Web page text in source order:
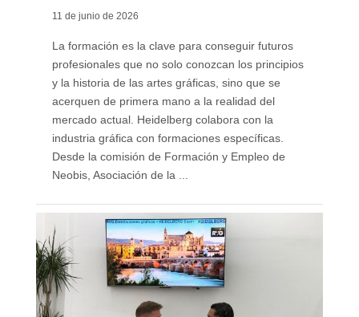
11 de junio de 2026
La formación es la clave para conseguir futuros
profesionales que no solo conozcan los principios
y la historia de las artes gráficas, sino que se
acerquen de primera mano a la realidad del
mercado actual. Heidelberg colabora con la
industria gráfica con formaciones específicas.
Desde la comisión de Formación y Empleo de
Neobis, Asociación de la ...